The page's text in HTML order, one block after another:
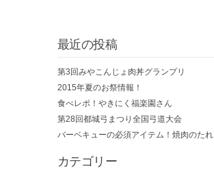
最近の投稿
第3回みやこんじょ肉丼グランプリ
2015年夏のお祭情報！
食べレポ！やきにく福楽園さん
第28回都城弓まつり全国弓道大会
バーベキューの必須アイテム！焼肉のたれ
カテゴリー